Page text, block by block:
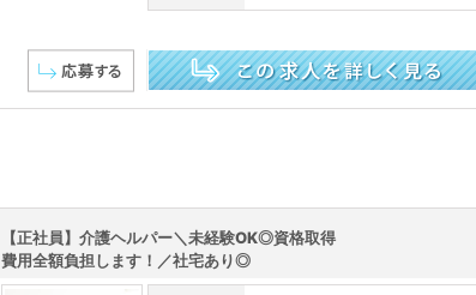
【正社員】介護ヘルパー＼未経験OK◎資格取得
費用全額負担します！／社宅あり◎